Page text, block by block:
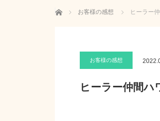
ホーム お客様の感想 ヒーラー
お客様の感想
ヒーラー仲間